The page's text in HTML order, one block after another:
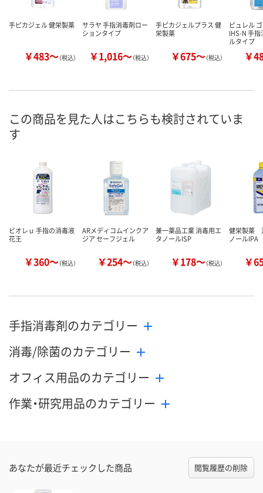
手ピカジェル 健栄製薬
￥483～（税込）
サラヤ 手指消毒剤ロー
ションタイプ
￥1,016～（税込）
手ピカジェルプラス 健
栄製薬
￥675～（税込）
ピュレル
IHS-N 手
ルタイプ
￥
この商品を見た人はこちらも検討されていま
す
ビオレｕ 手指の消毒液
花王
￥360～（税込）
ARメディコムインクア
ジア セーフジェル
￥254～（税込）
兼一薬品工業 消毒用エ
タノールISP
￥178～（税込）
健栄製薬
ノールIPA
￥
手指消毒剤のカテゴリー
消毒/除菌のカテゴリー
オフィス用品のカテゴリー
作業・研究用品のカテゴリー
あなたが最近チェックした商品 閲覧履歴の削除